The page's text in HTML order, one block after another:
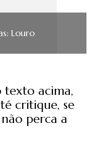
Louro
texto acima,
critique, se
perca a